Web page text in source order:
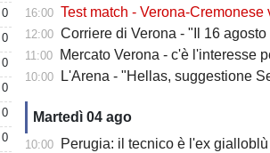
0
0
0
0
0
0
16:00 Test match - Verona-Cremonese
12:00 Corriere di Verona - "Il 16 agosto primo
11:00 Mercato Verona - c'è l'interesse
10:00 L'Arena - "Hellas, suggestione
Martedì 04 ago
10:00 Perugia: il tecnico è l'ex